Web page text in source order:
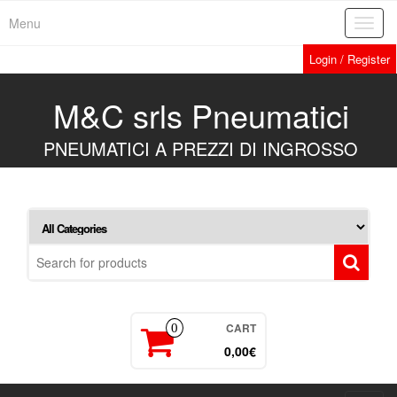
Menu
Login / Register
M&C srls Pneumatici
PNEUMATICI A PREZZI DI INGROSSO
0 CART
0,00€